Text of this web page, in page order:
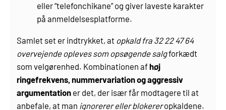
eller “telefonchikane” og giver laveste karakter
på anmeldelsesplatforme.
Samlet set er indtrykket, at opkald fra 32 22 47 64
overvejende opleves som opsøgende salgforkædt
som velgørenhed. Kombinationen afhøj
ringefrekvens, nummer­variation og aggressiv
argumentation er det, der især får modtagere til at
anbefale, at man ignorerer eller blokereropkaldene.